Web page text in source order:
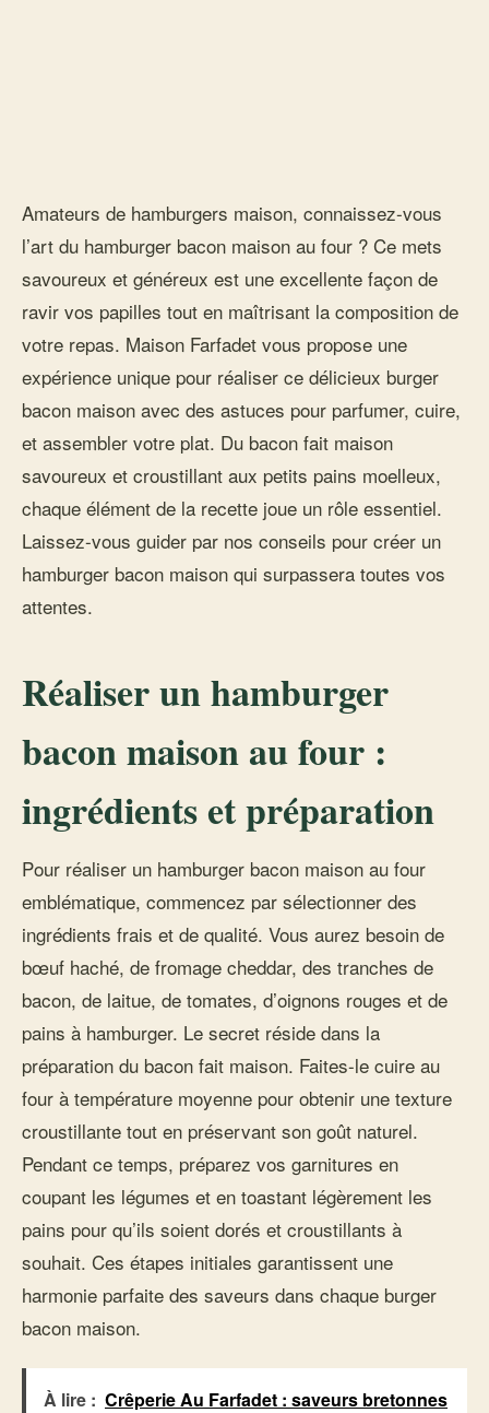
Amateurs de hamburgers maison, connaissez-vous
l’art du hamburger bacon maison au four ? Ce mets
savoureux et généreux est une excellente façon de
ravir vos papilles tout en maîtrisant la composition de
votre repas. Maison Farfadet vous propose une
expérience unique pour réaliser ce délicieux burger
bacon maison avec des astuces pour parfumer, cuire,
et assembler votre plat. Du bacon fait maison
savoureux et croustillant aux petits pains moelleux,
chaque élément de la recette joue un rôle essentiel.
Laissez-vous guider par nos conseils pour créer un
hamburger bacon maison qui surpassera toutes vos
attentes.
Réaliser un hamburger
bacon maison au four :
ingrédients et préparation
Pour réaliser un hamburger bacon maison au four
emblématique, commencez par sélectionner des
ingrédients frais et de qualité. Vous aurez besoin de
bœuf haché, de fromage cheddar, des tranches de
bacon, de laitue, de tomates, d’oignons rouges et de
pains à hamburger. Le secret réside dans la
préparation du bacon fait maison. Faites-le cuire au
four à température moyenne pour obtenir une texture
croustillante tout en préservant son goût naturel.
Pendant ce temps, préparez vos garnitures en
coupant les légumes et en toastant légèrement les
pains pour qu’ils soient dorés et croustillants à
souhait. Ces étapes initiales garantissent une
harmonie parfaite des saveurs dans chaque burger
bacon maison.
À lire : Crêperie Au Farfadet : saveurs bretonnes